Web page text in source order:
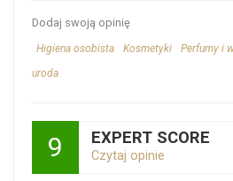
Dodaj swoją opinię
Higiena osobista Kosmetyki Perfumy i
uroda
9 EXPERT SCORE
Czytaj opinie